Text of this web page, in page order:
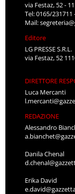
via Festaz, 52 -
Tel: 0165/231711
Mail:
Editore
LG PRESSE S.R.L.
via Festaz, 52
DIRETTORE
Luca Mercanti
REDAZIONE
Alessandro
Danila Chenal
Erika David